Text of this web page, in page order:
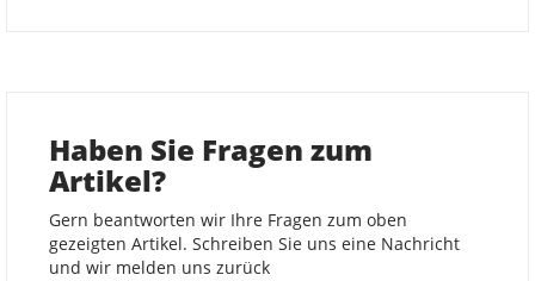
Haben Sie Fragen zum
Artikel?
Gern beantworten wir Ihre Fragen zum oben
gezeigten Artikel. Schreiben Sie uns eine Nachricht
und wir melden uns zurück